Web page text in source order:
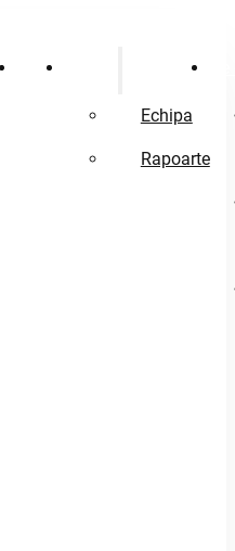
Acasă
Echipa
Rapoarte